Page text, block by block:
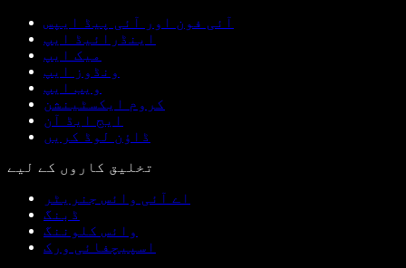
آئی فون اور آئی پیڈ ایپس
اینڈرائیڈ ایپ
میک ایپ
ونڈوز ایپ
ویب ایپ
کروم ایکسٹینشن
ایج ایڈ آن
ڈاؤن لوڈ کریں
تخلیق کاروں کے لیے
اے آئی وائس جنریٹر
ڈبنگ
وائس کلوننگ
اسپیچفائی ورک